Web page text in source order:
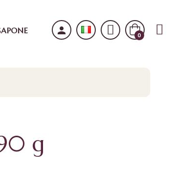
person 0
g